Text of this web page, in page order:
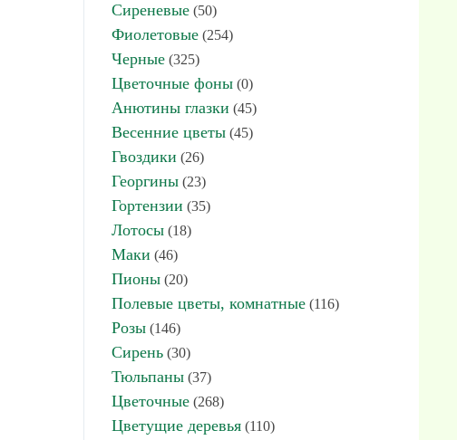
Сиреневые (50)
Фиолетовые (254)
Черные (325)
Цветочные фоны (0)
Анютины глазки (45)
Весенние цветы (45)
Гвоздики (26)
Георгины (23)
Гортензии (35)
Лотосы (18)
Маки (46)
Пионы (20)
Полевые цветы, комнатные (116)
Розы (146)
Сирень (30)
Тюльпаны (37)
Цветочные (268)
Цветущие деревья (110)